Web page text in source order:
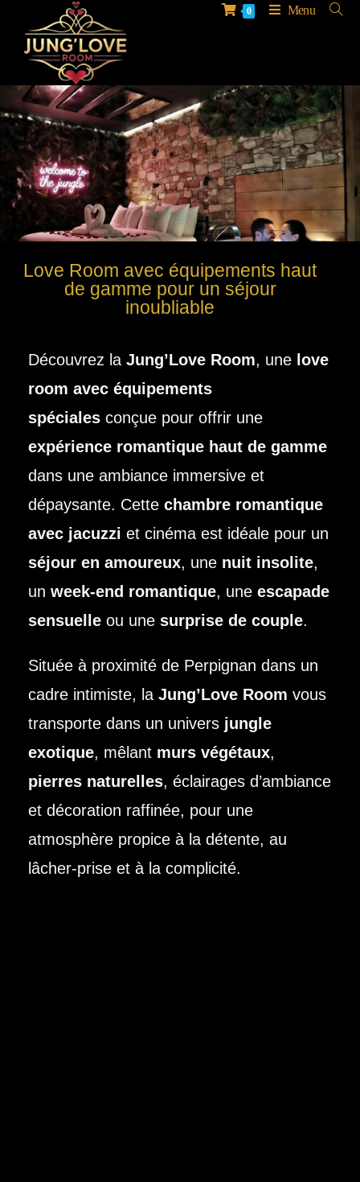
0 Menu
Love Room avec équipements haut
de gamme pour un séjour
inoubliable
Découvrez la Jung’Love Room, une love
room avec équipements
spéciales conçue pour offrir une
expérience romantique haut de gamme
dans une ambiance immersive et
dépaysante. Cette chambre romantique
avec jacuzzi et cinéma est idéale pour un
séjour en amoureux, une nuit insolite,
un week-end romantique, une escapade
sensuelle ou une surprise de couple.
Située à proximité de Perpignan dans un
cadre intimiste, la Jung’Love Room vous
transporte dans un univers jungle
exotique, mêlant murs végétaux,
pierres naturelles, éclairages d’ambiance
et décoration raffinée, pour une
atmosphère propice à la détente, au
lâcher-prise et à la complicité.